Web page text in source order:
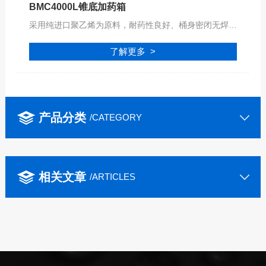
BMC4000L锥底加药箱
采用纯进口聚乙烯为原料，耐药性良好、桶身密闭无焊缝一体成型。桶底尖斜内容物可一次流出、不留残余物，清洗更容易。桶顶部方便安装搅拌系统及加药泵装置。
了解更多 >
产品分类 /CATEGORY
相关文章 /ARTICLES